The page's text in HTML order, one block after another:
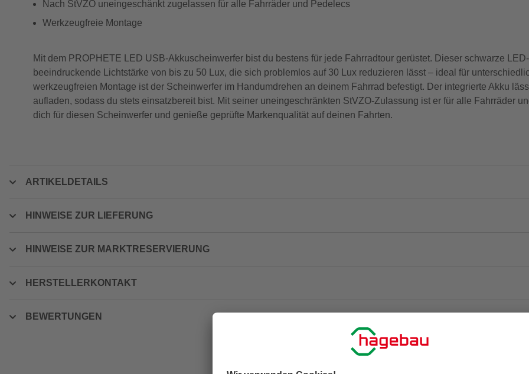
Nach StVZO uneingeschänkt zugelassen für alle Fahrräder und Pedelecs
Werkzeugfreie Montage
Mit dem PROPHETE LED USB-Akkuscheinwerfer bist du bestens für jede Fahrradtour gerüstet. Dieser schwarze
beeindruckende Lichtstärke von bis zu 50 Lux, die sich problemlos auf 30 Lux reduzieren lässt – ideal für
werkzeugfreien Montage ist der Scheinwerfer im Handumdrehen an deinem Fahrrad befestigt. Der integrierte Akku
aufladen, sodass du stets einsatzbereit bist. Mit seiner uneingeschränkten StVZO-Zulassung ist er für alle Fahrräder
dich für diesen Scheinwerfer und genieße geprüfte Markenqualität auf deinen Fahrten.
ARTIKELDETAILS
HINWEISE ZUR LIEFERUNG
HINWEISE ZUR MARKTRESERVIERUNG
HERSTELLERKONTAKT
BEWERTUNGEN